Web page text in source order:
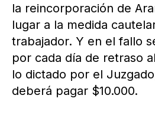
la reincorporación de
lugar a la medida
trabajador. Y en el fallo
por cada día de retraso
lo dictado por el
deberá pagar $10.000.